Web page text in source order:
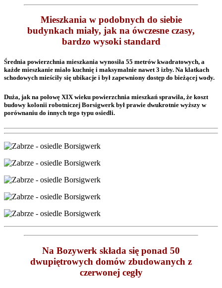
Mieszkania w podobnych do siebie
budynkach miały, jak na ówczesne czasy,
bardzo wysoki standard
Średnia powierzchnia mieszkania wynosiła 55 metrów kwadratowych, a
każde mieszkanie miało kuchnię i maksymalnie nawet 3 izby. Na klatkach
schodowych mieściły się ubikacje i był zapewniony dostęp do bieżącej wody.
Duża, jak na połowę XIX wieku powierzchnia mieszkań sprawiła, że koszt
budowy kolonii robotniczej Borsigwerk był prawie dwukrotnie wyższy w
porównaniu do innych tego typu osiedli.
Na Bozywerk składa się ponad 50
dwupiętrowych domów zbudowanych z
czerwonej cegły